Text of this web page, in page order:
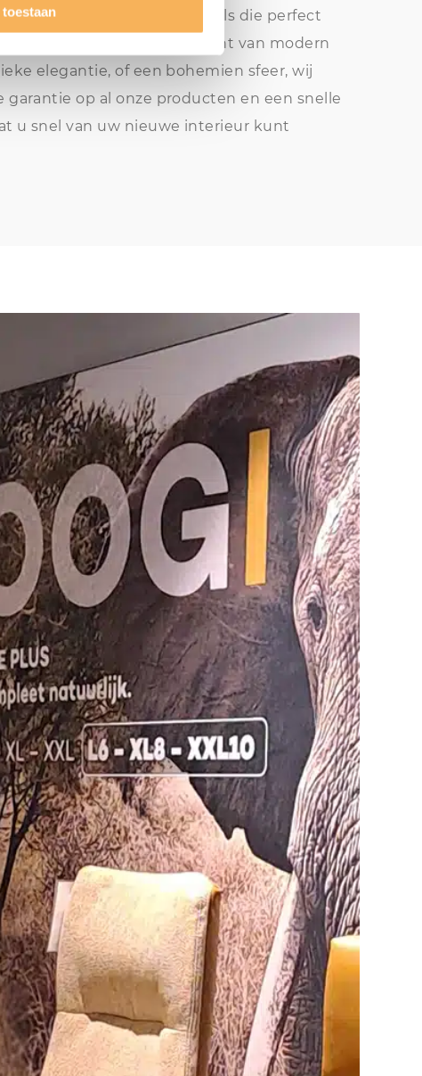
u bij het vinden van meubels die perfect
Of u nu fan bent van modern
elegantie, of een bohemien sfeer, wij
garantie op al onze producten en een snelle
u snel van uw nieuwe interieur kunt